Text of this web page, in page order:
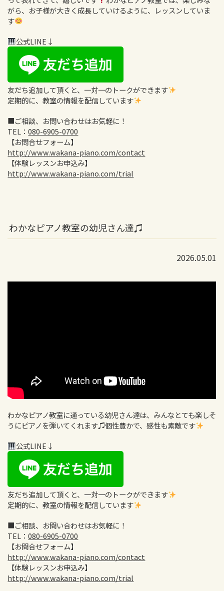
がら、お子様が大きく成長していけるように、レッスンしていま
す
公式LINE↓
友だち追加して頂くと、一対一のトークができます
定期的に、教室の情報を配信しています
■ご相談、お問い合わせはお気軽に！
TEL：080-6905-0700
【お問合せフォーム】
http://www.wakana-piano.com/contact
【体験レッスンお申込み】
http://www.wakana-piano.com/trial
わかなピアノ教室の幼児さん達♫
2026.05.01
わかなピアノ教室に通っている幼児さん達は、みんなとても楽しそ
うにピアノを弾いてくれます♫個性豊かで、感性も素敵です
公式LINE↓
友だち追加して頂くと、一対一のトークができます
定期的に、教室の情報を配信しています
■ご相談、お問い合わせはお気軽に！
TEL：080-6905-0700
【お問合せフォーム】
http://www.wakana-piano.com/contact
【体験レッスンお申込み】
http://www.wakana-piano.com/trial